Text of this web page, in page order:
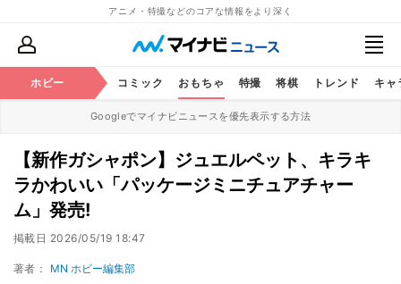
アニメ・特撮などのコアな情報をより深く
ホビー
アニメ コミック おもちゃ 特撮 将棋 トレンド キャ
Googleでマイナビニュースを優先表示する方法
【新作ガシャポン】ジュエルペット、キラキ
ラかわいい「パッケージミニチュアチャー
ム」発売!
掲載日 2026/05/19 18:47
著者： MN ホビー編集部